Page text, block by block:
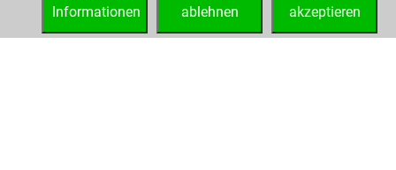
akzeptieren
ablehnen
Informationen